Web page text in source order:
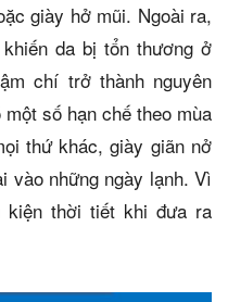
giày hở mũi. Ngoài ra,
da bị tổn thương ở
chí trở thành nguyên
số hạn chế theo mùa
thứ khác, giày giãn nở
vào những ngày lạnh. Vì
kiện thời tiết khi đưa ra